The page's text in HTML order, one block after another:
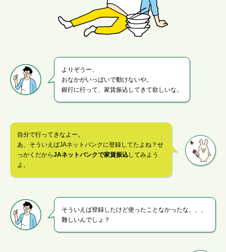
よりぞうー、
おなかがいっぱいで動けないや。
銀行に行って、家賃振込してきて欲しいな。
自分で行ってきなよー。
あ、そういえばJAネットバンクに登録してたよね？せ
っかくだからJAネットバンクで家賃振込してみよう
よ。
そういえば登録したけど使ったことなかったな、、、
難しいんでしょ？